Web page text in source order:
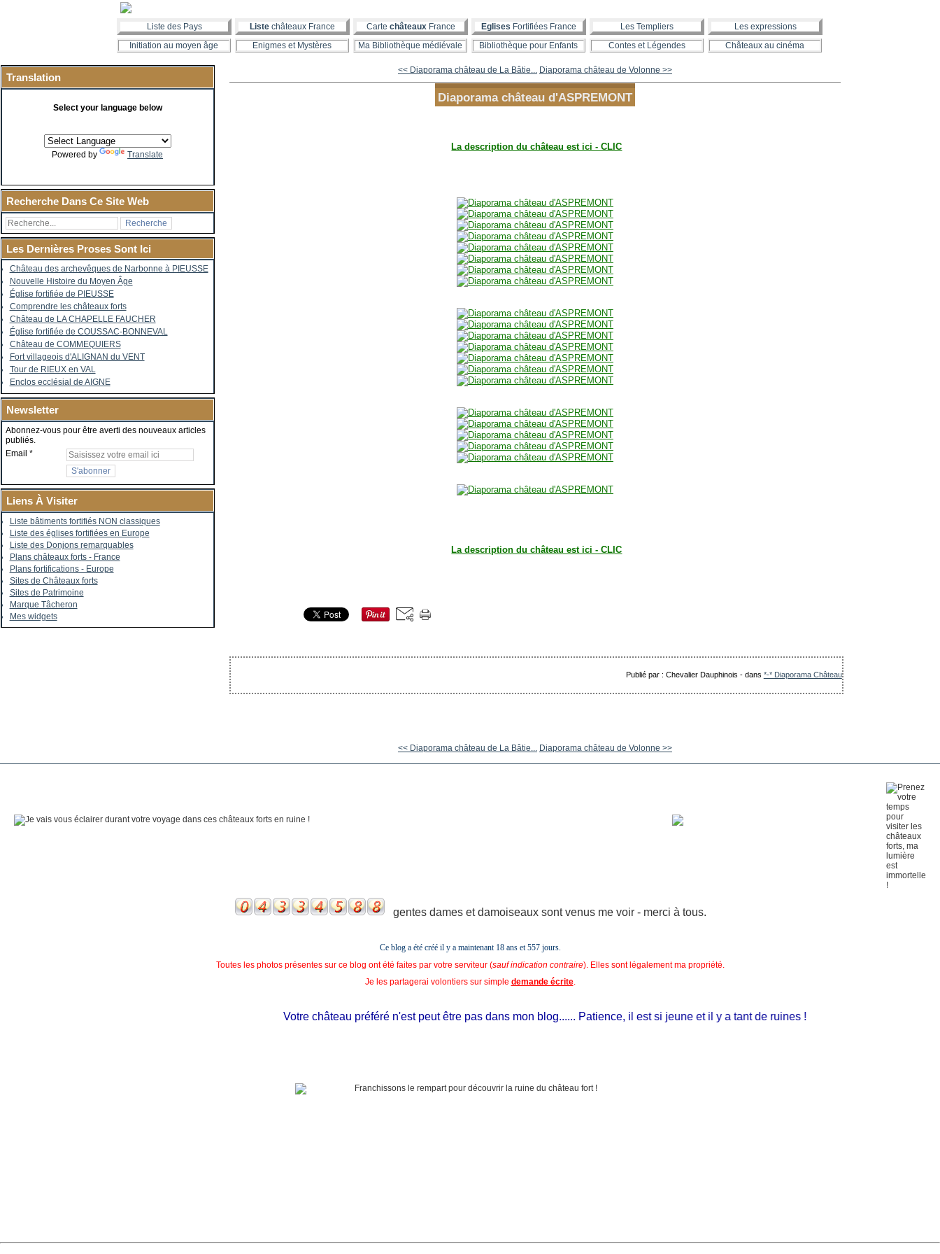
Liste des Pays Liste châteaux France Carte châteauxFrance Eglises Fortifiées France Les Templiers
Les expressions
Initiation au moyen âge
Enigmes et Mystères Ma Bibliothèque médiévale Bibliothèque pour Enfants Contes et Légendes Châteaux au cinéma
Translation
Select your language below
Powered by Translate
Recherche Dans Ce Site Web
Les Dernières Proses Sont Ici
Château des archevêques de Narbonne à PIEUSSE
Nouvelle Histoire du Moyen Âge
Église fortifiée de PIEUSSE
Comprendre les châteaux forts
Château de LA CHAPELLE FAUCHER
Église fortifiée de COUSSAC-BONNEVAL
Château de COMMEQUIERS
Fort villageois d'ALIGNAN du VENT
Tour de RIEUX en VAL
Enclos ecclésial de AIGNE
Newsletter
Abonnez-vous pour être averti des nouveaux articles
publiés.
Email
Liens À Visiter
Liste bâtiments fortifiés NON classiques
Liste des églises fortifiées en Europe
Liste des Donjons remarquables
Plans châteaux forts - France
Plans fortifications - Europe
Sites de Châteaux forts
Sites de Patrimoine
Marque Tâcheron
Mes widgets
<< Diaporama château de La Bâtie... Diaporama château de Volonne >>
Diaporama château d'ASPREMONT
La description du château est ici - CLIC
La description du château est ici - CLIC
Publié par : Chevalier Dauphinois -dans *-* Diaporama Château
<< Diaporama château de La Bâtie... Diaporama château de Volonne >>
gentes dames et damoiseaux sont venus me voir - merci à tous.
Ce blog a été créé il y a maintenant 18 ans et557 jours.
Toutes les photos présentes sur ce blog ont été faites par votre serviteur (sauf indication contraire). Elles sont légalement ma propriété.
Je les partagerai volontiers sur simple demande écrite.
Votre château préféré n'est peut être pas dans mon blog...... Patience, il est si jeune et il y a tant de ruines !